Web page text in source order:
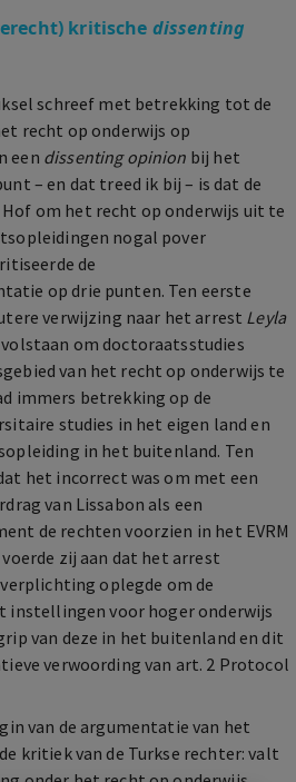
kritische dissenting
schreef met betrekking tot de
recht op onderwijs op
een dissenting opinion bij het
– en dat treed ik bij – is dat de
om het recht op onderwijs uit te
nogal pover
de
op drie punten. Ten eerste
verwijzing naar het arrest Leyla
om doctoraatsstudies
van het recht op onderwijs te
immers betrekking op de
studies in het eigen land en
in het buitenland. Ten
het incorrect was om met een
van Lissabon als een
de rechten voorzien in het EVRM
zij aan dat het arrest
oplegde om de
voor hoger onderwijs
van deze in het buitenland en dit
verwoording van art. 2 Protocol
van de argumentatie van het
kritiek van de Turkse rechter: valt